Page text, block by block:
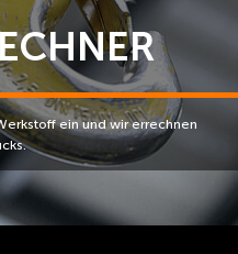
ein und wir errechnen